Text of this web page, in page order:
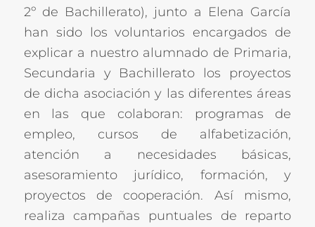
2º de Bachillerato), junto a Elena García
han sido los voluntarios encargados de
explicar a nuestro alumnado de Primaria,
Secundaria y Bachillerato los proyectos
de dicha asociación y las diferentes áreas
en las que colaboran: programas de
empleo, cursos de alfabetización,
atención a necesidades básicas,
asesoramiento jurídico, formación, y
proyectos de cooperación. Así mismo,
realiza campañas puntuales de reparto